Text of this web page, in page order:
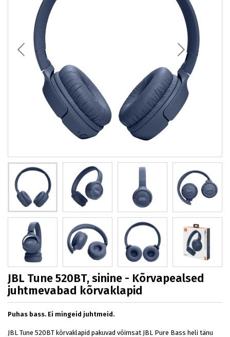
JBL Tune 520BT, sinine - Kõrvapealsed
juhtmevabad kõrvaklapid
Puhas bass. Ei mingeid juhtmeid.
JBL Tune 520BT kõrvaklapid pakuvad võimsat JBL Pure Bass heli tänu